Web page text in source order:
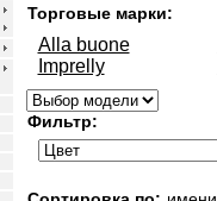
Торговые марки:
Alla buone
Imprelly
Фильтр: